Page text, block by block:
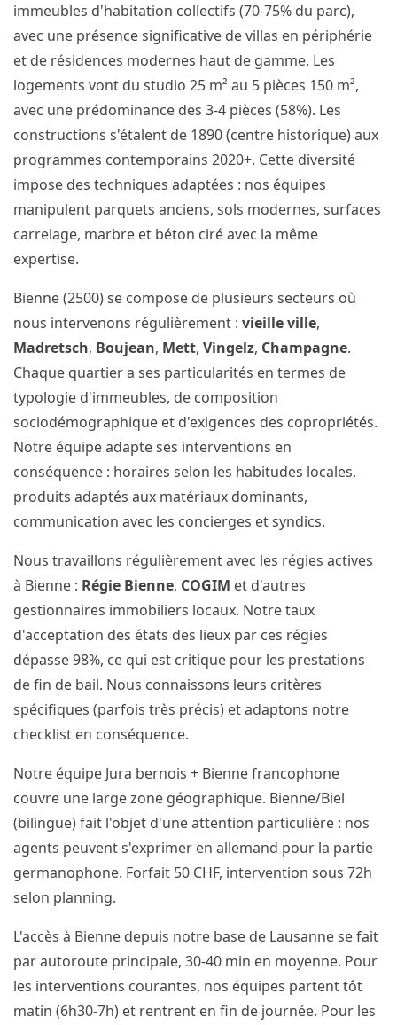
immeubles d'habitation collectifs (70-75% du parc),
avec une présence significative de villas en périphérie
et de résidences modernes haut de gamme. Les
logements vont du studio 25 m² au 5 pièces 150 m²,
avec une prédominance des 3-4 pièces (58%). Les
constructions s'étalent de 1890 (centre historique) aux
programmes contemporains 2020+. Cette diversité
impose des techniques adaptées : nos équipes
manipulent parquets anciens, sols modernes, surfaces
carrelage, marbre et béton ciré avec la même
expertise.
Bienne (2500) se compose de plusieurs secteurs où
nous intervenons régulièrement : vieille ville,
Madretsch, Boujean, Mett, Vingelz, Champagne.
Chaque quartier a ses particularités en termes de
typologie d'immeubles, de composition
sociodémographique et d'exigences des copropriétés.
Notre équipe adapte ses interventions en
conséquence : horaires selon les habitudes locales,
produits adaptés aux matériaux dominants,
communication avec les concierges et syndics.
Nous travaillons régulièrement avec les régies actives
à Bienne : Régie Bienne, COGIM et d'autres
gestionnaires immobiliers locaux. Notre taux
d'acceptation des états des lieux par ces régies
dépasse 98%, ce qui est critique pour les prestations
de fin de bail. Nous connaissons leurs critères
spécifiques (parfois très précis) et adaptons notre
checklist en conséquence.
Notre équipe Jura bernois + Bienne francophone
couvre une large zone géographique. Bienne/Biel
(bilingue) fait l'objet d'une attention particulière : nos
agents peuvent s'exprimer en allemand pour la partie
germanophone. Forfait 50 CHF, intervention sous 72h
selon planning.
L'accès à Bienne depuis notre base de Lausanne se fait
par autoroute principale, 30-40 min en moyenne. Pour
les interventions courantes, nos équipes partent tôt
matin (6h30-7h) et rentrent en fin de journée. Pour les